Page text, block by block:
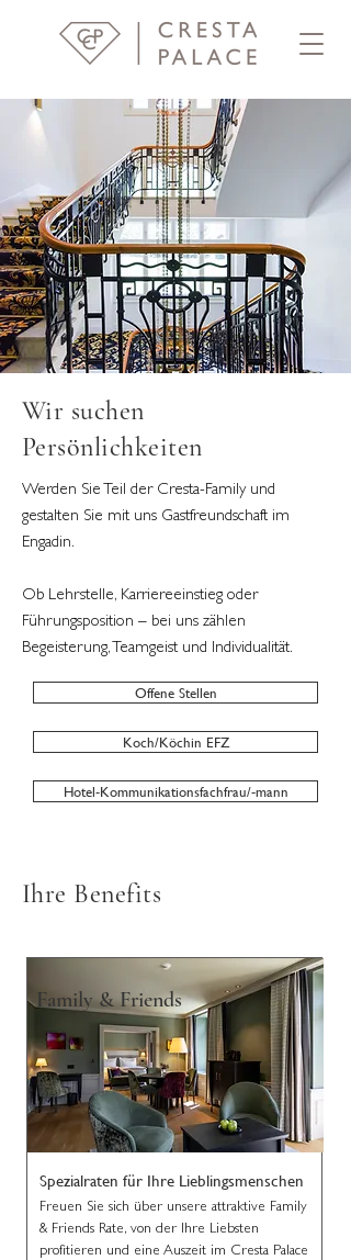
Wir suchen
Persönlichkeiten
Werden Sie Teil der Cresta-Family und
gestalten Sie mit uns Gastfreundschaft im
Engadin.
Ob Lehrstelle, Karriereeinstieg oder
Führungsposition – bei uns zählen
Begeisterung, Teamgeist und Individualität.
Offene Stellen
Koch/Köchin EFZ
Hotel-Kommunikationsfachfrau/-mann
Ihre Benefits
Family & Friends
Spezialraten für Ihre Lieblingsmenschen
Freuen Sie sich über unsere attraktive Family
& Friends Rate, von der Ihre Liebsten
profitieren und eine Auszeit im Cresta Palace